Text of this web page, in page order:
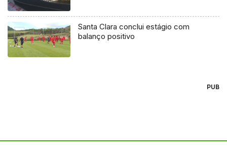
Santa Clara conclui estágio com
balanço positivo
PUB